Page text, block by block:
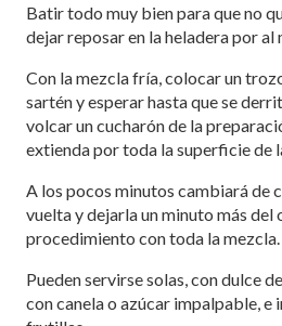
Batir todo muy bien para que no
dejar reposar en la heladera por al
Con la mezcla fría, colocar un
sartén y esperar hasta que se
volcar un cucharón de la
extienda por toda la superficie de
A los pocos minutos cambiará de
vuelta y dejarla un minuto más del
procedimiento con toda la mezcla.
Pueden servirse solas, con dulce
con canela o azúcar impalpable, e